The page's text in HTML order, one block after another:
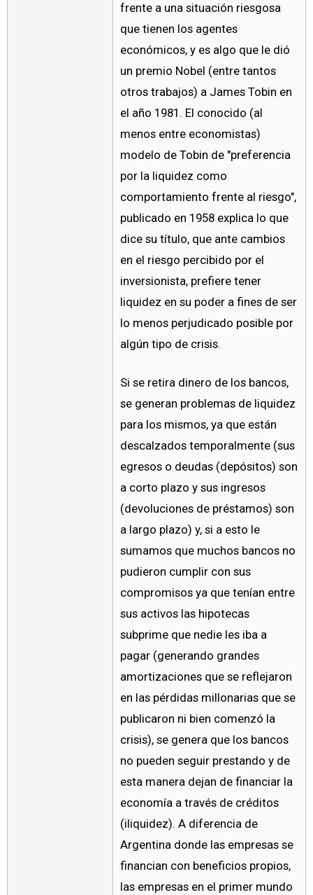
frente a una situación riesgosa
que tienen los agentes
económicos, y es algo que le dió
un premio Nobel (entre tantos
otros trabajos) a James Tobin en
el año 1981. El conocido (al
menos entre economistas)
modelo de Tobin de "preferencia
por la liquidez como
comportamiento frente al riesgo",
publicado en 1958 explica lo que
dice su título, que ante cambios
en el riesgo percibido por el
inversionista, prefiere tener
liquidez en su poder a fines de ser
lo menos perjudicado posible por
algún tipo de crisis.
Si se retira dinero de los bancos,
se generan problemas de liquidez
para los mismos, ya que están
descalzados temporalmente (sus
egresos o deudas (depósitos) son
a corto plazo y sus ingresos
(devoluciones de préstamos) son
a largo plazo) y, si a esto le
sumamos que muchos bancos no
pudieron cumplir con sus
compromisos ya que tenían entre
sus activos las hipotecas
subprime que nedie les iba a
pagar (generando grandes
amortizaciones que se reflejaron
en las pérdidas millonarias que se
publicaron ni bien comenzó la
crisis), se genera que los bancos
no pueden seguir prestando y de
esta manera dejan de financiar la
economía a través de créditos
(iliquidez). A diferencia de
Argentina donde las empresas se
financian con beneficios propios,
las empresas en el primer mundo